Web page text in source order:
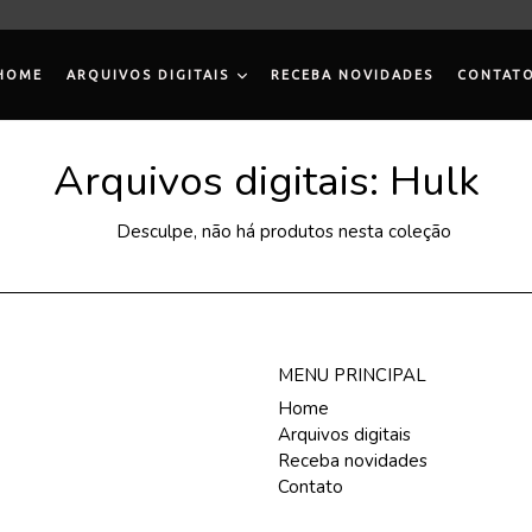
ARQUIVOS DIGITAIS RECEBA NOVIDADES CONTATO
Arquivos digitais: Hulk
Desculpe, não há produtos nesta coleção
MENU PRINCIPAL
Home
Arquivos digitais
Receba novidades
Contato